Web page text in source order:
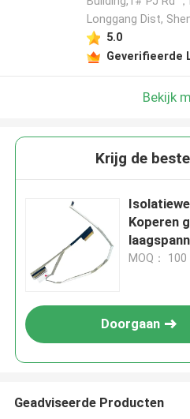
Longgang Dist,
5.0
Geverifieerde
Bekijk
Krijg de
Koperen
voor uw
MOQ： 100
Doorgaan
Geadviseerde Producten